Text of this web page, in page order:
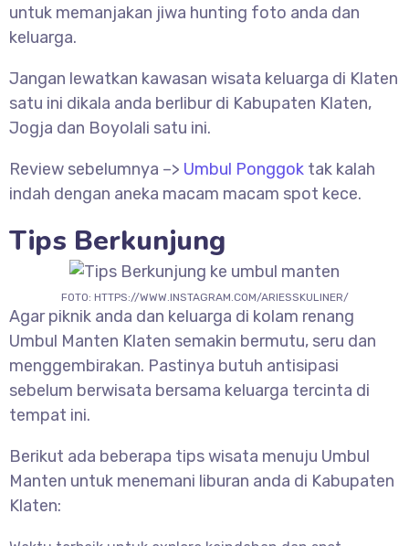
untuk memanjakan jiwa hunting foto anda dan
keluarga.
Jangan lewatkan kawasan wisata keluarga di Klaten
satu ini dikala anda berlibur di Kabupaten Klaten,
Jogja dan Boyolali satu ini.
Review sebelumnya –> Umbul Ponggok tak kalah
indah dengan aneka macam macam spot kece.
Tips Berkunjung
FOTO: HTTPS://WWW.INSTAGRAM.COM/ARIESSKULINER/
Agar piknik anda dan keluarga di kolam renang
Umbul Manten Klaten semakin bermutu, seru dan
menggembirakan. Pastinya butuh antisipasi
sebelum berwisata bersama keluarga tercinta di
tempat ini.
Berikut ada beberapa tips wisata menuju Umbul
Manten untuk menemani liburan anda di Kabupaten
Klaten: